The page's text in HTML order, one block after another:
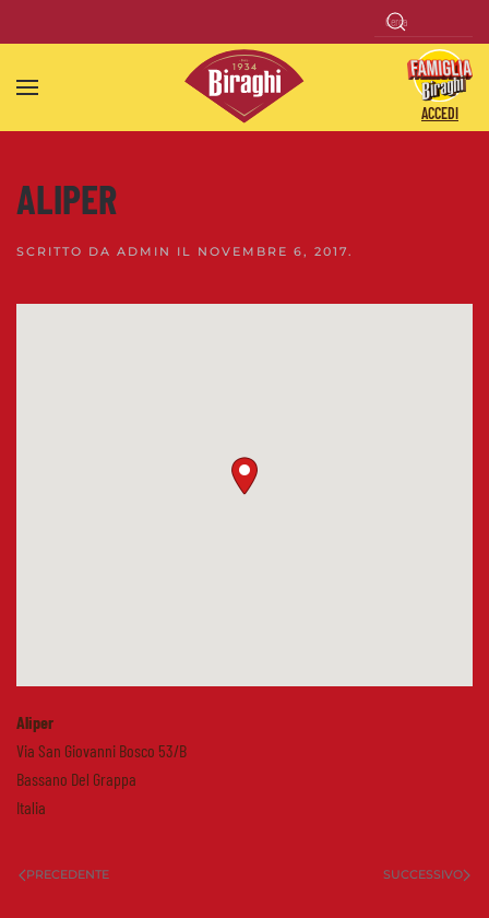
Skip to main content
ACCEDI
ALIPER
SCRITTO DA ADMIN IL NOVEMBRE 6, 2017.
Aliper
Via San Giovanni Bosco 53/B
Bassano Del Grappa
Italia
PRECEDENTE SUCCESSIVO